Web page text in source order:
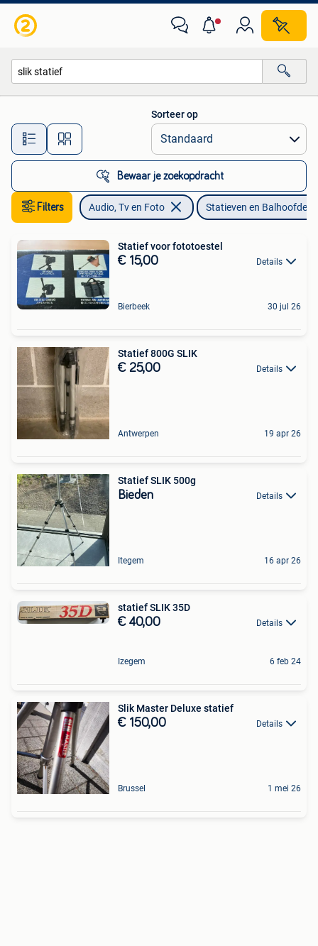
Alle afstanden…
Sorteer op
Bewaar je zoekopdracht
Filters Audio, Tv en Foto Statieven en Balhoofden
Statief voor fototoestel
€ 15,00 Details
Bierbeek 30 jul 26
Statief 800G SLIK
€ 25,00 Details
Antwerpen 19 apr 26
Statief SLIK 500g
Bieden Details
Itegem 16 apr 26
statief SLIK 35D
€ 40,00 Details
Izegem 6 feb 24
Slik Master Deluxe statief
€ 150,00 Details
Brussel 1 mei 26